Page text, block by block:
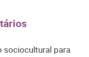
sociocultural para